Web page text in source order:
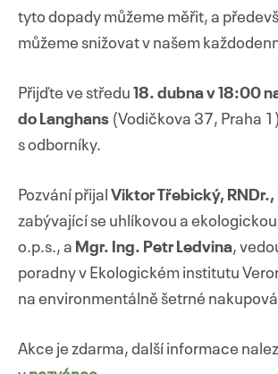
obsahu
webu
tyto dopady můžeme měřit, a
můžeme snižovat v našem
Přijďte ve středu 18. dubna v 18:00
do Langhans (Vodičkova 37, Praha
s odborníky.
Pozvání přijal Viktor Třebický, RNDr.,
zabývající se uhlíkovou a
o.p.s., a Mgr. Ing. Petr Ledvina,
poradny v Ekologickém institutu
na environmentálně šetrné
Akce je zdarma, další informace